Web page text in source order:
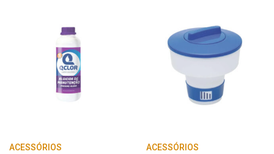
ACESSÓRIOS ACESSÓRIOS